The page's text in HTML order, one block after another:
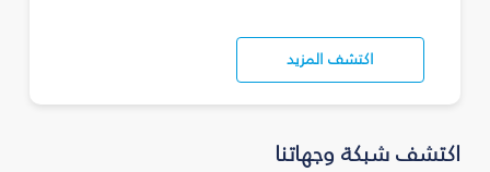
اكتشف المزيد
اكتشف شبكة وجهاتنا